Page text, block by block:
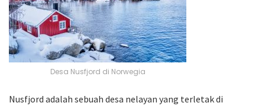
Desa Nusfjord di Norwegia
Nusfjord adalah sebuah desa nelayan yang terletak di